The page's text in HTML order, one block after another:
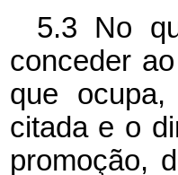
5.3 No
conceder
que
citada e o
promoção,